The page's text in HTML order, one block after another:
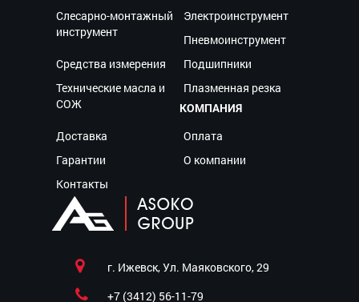
Слесарно-монтажный
инструмент
Электроинструмент
Пневмоинструмент
Средства измерения
Подшипники
Технические масла и
СОЖ
Плазменная резка
КОМПАНИЯ
Доставка
Оплата
Гарантии
О компании
Контакты
г. Ижевск, Ул. Маяковского, 29
+7 (3412) 56-11-79